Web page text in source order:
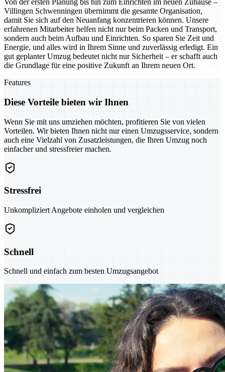
Von der ersten Planung bis hin zum Einrichten im neuen Zuhause –
Villingen Schwenningen übernimmt die gesamte Organisation,
damit Sie sich auf den Neuanfang konzentrieren können. Unsere
erfahrenen Mitarbeiter helfen nicht nur beim Packen und Transport,
sondern auch beim Aufbau und Einrichten. So sparen Sie Zeit und
Energie, und alles wird in Ihrem Sinne und zuverlässig erledigt. Ein
gut geplanter Umzug bedeutet nicht nur Sicherheit – er schafft auch
die Grundlage für eine positive Zukunft an Ihrem neuen Ort.
Features
Diese Vorteile bieten wir Ihnen
Wenn Sie mit uns umziehen möchten, profitieren Sie von vielen
Vorteilen. Wir bieten Ihnen nicht nur einen Umzugsservice, sondern
auch eine Vielzahl von Zusatzleistungen, die Ihren Umzug noch
einfacher und stressfreier machen.
Stressfrei
Unkompliziert Angebote einholen und vergleichen
Schnell
Schnell und einfach zum besten Umzugsangebot